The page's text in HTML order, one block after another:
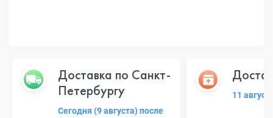
Доставка по Санкт-
Петербургу
Сегодня (9 августа) после
11